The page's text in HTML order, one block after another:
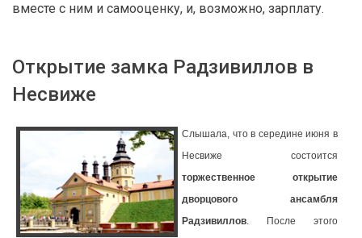
вместе с ним и самооценку, и, возможно, зарплату.
Открытие замка Радзивиллов в
Несвиже
Слышала, что в середине июня в
Несвиже состоится
торжественное открытие
дворцового ансамбля
Радзивиллов. После этого